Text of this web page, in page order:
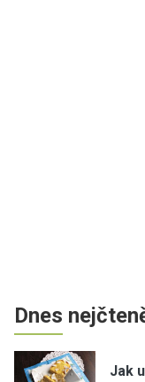
Dnes
Jak